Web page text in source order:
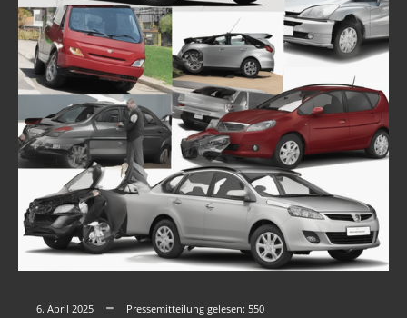
6. April 2025 Pressemitteilung gelesen: 550